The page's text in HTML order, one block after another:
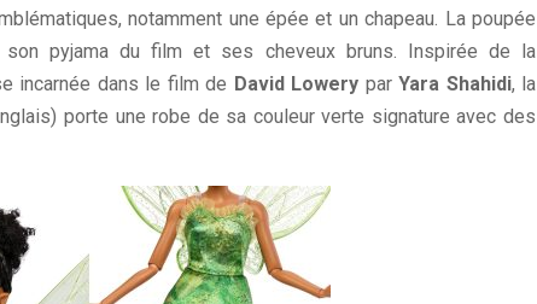
notamment une épée et un chapeau. La poupée
pyjama du film et ses cheveux bruns. Inspirée de la
incarnée dans le film de David Lowery parYara Shahidi, la
porte une robe de sa couleur verte signature avec des